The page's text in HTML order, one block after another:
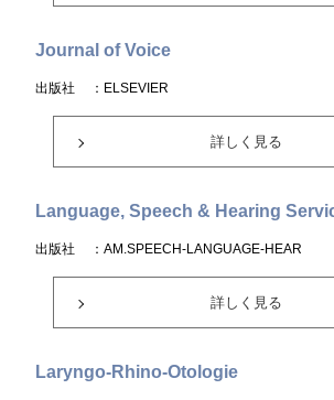
Journal of Voice
出版社 ：ELSEVIER
詳しく見る
Language, Speech & Hearing
出版社 ：AM.SPEECH-LANGUAGE-HEAR
詳しく見る
Laryngo-Rhino-Otologie